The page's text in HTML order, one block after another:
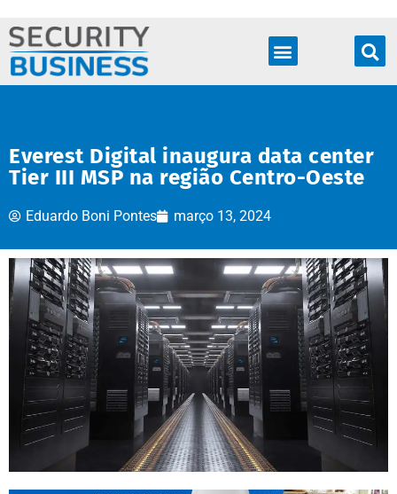
Everest Digital inaugura data center
Tier III MSP na região Centro-Oeste
Eduardo Boni Pontes março 13, 2024